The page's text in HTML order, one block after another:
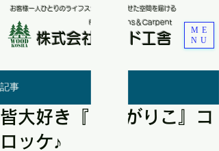
お客様一人ひとりのライフスタイルに合わせた空間を届ける
株式会社ウッド工舎
​Renovations＆Carpent
ME
NU
記事
皆大好き『じゃがりこ』コ
ロッケ♪